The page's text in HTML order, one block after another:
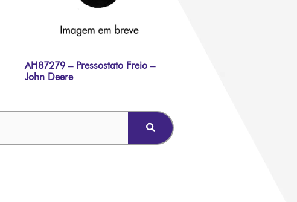
AH87279 – Pressostato Freio –
John Deere